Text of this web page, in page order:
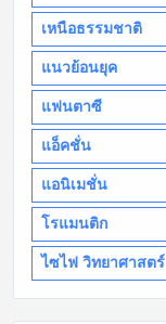
เหนือธรรมชาติ
แนวย้อนยุค
แฟนตาซี
แอ็คชั่น
แอนิเมชั่น
โรแมนติก
ไซไฟ วิทยาศาสตร์